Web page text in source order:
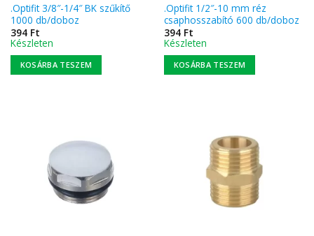
.Optifit 3/8″-1/4″ BK szűkítő
1000 db/doboz
394 Ft
Készleten
KOSÁRBA TESZEM
.Optifit 1/2″-10 mm réz
csaphosszabító 600 db/doboz
394 Ft
Készleten
KOSÁRBA TESZEM